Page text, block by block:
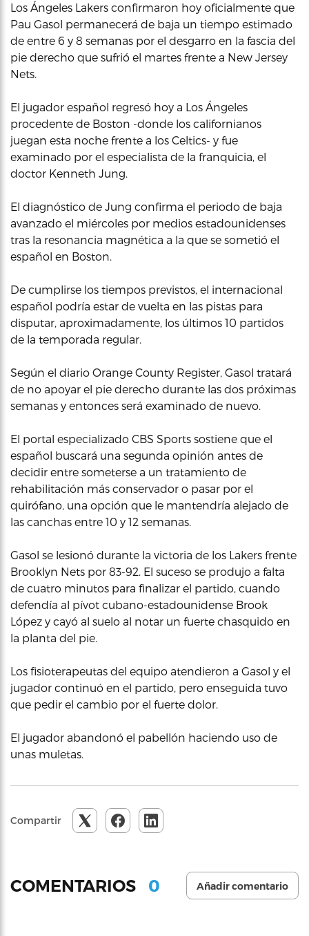
Los Ángeles Lakers confirmaron hoy oficialmente que
Pau Gasol permanecerá de baja un tiempo estimado
de entre 6 y 8 semanas por el desgarro en la fascia del
pie derecho que sufrió el martes frente a New Jersey
Nets.
El jugador español regresó hoy a Los Ángeles
procedente de Boston -donde los californianos
juegan esta noche frente a los Celtics- y fue
examinado por el especialista de la franquicia, el
doctor Kenneth Jung.
El diagnóstico de Jung confirma el periodo de baja
avanzado el miércoles por medios estadounidenses
tras la resonancia magnética a la que se sometió el
español en Boston.
De cumplirse los tiempos previstos, el internacional
español podría estar de vuelta en las pistas para
disputar, aproximadamente, los últimos 10 partidos
de la temporada regular.
Según el diario Orange County Register, Gasol tratará
de no apoyar el pie derecho durante las dos próximas
semanas y entonces será examinado de nuevo.
El portal especializado CBS Sports sostiene que el
español buscará una segunda opinión antes de
decidir entre someterse a un tratamiento de
rehabilitación más conservador o pasar por el
quirófano, una opción que le mantendría alejado de
las canchas entre 10 y 12 semanas.
Gasol se lesionó durante la victoria de los Lakers frente
Brooklyn Nets por 83-92. El suceso se produjo a falta
de cuatro minutos para finalizar el partido, cuando
defendía al pívot cubano-estadounidense Brook
López y cayó al suelo al notar un fuerte chasquido en
la planta del pie.
Los fisioterapeutas del equipo atendieron a Gasol y el
jugador continuó en el partido, pero enseguida tuvo
que pedir el cambio por el fuerte dolor.
El jugador abandonó el pabellón haciendo uso de
unas muletas.
Compartir
COMENTARIOS 0 Añadir comentario